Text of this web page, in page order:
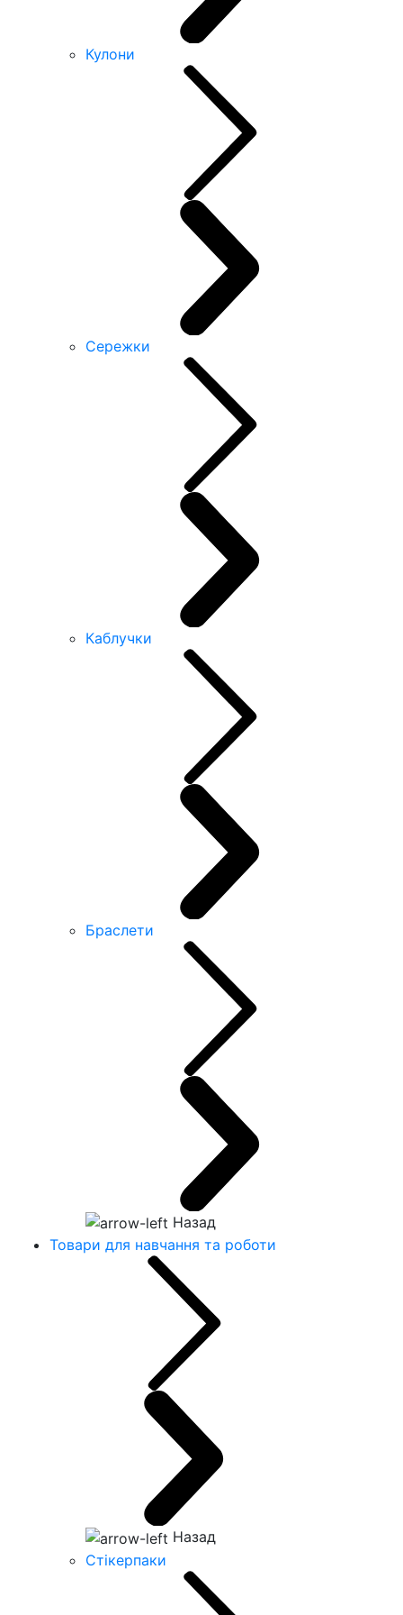
Кулони
Сережки
Каблучки
Браслети
Назад
Товари для навчання та роботи
Назад
Стікерпаки